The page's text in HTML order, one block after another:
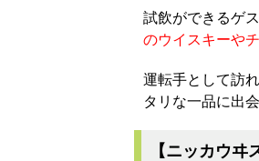
試飲ができるゲ
のウイスキーや
運転手として訪
タリな一品に出
【ニッカウ